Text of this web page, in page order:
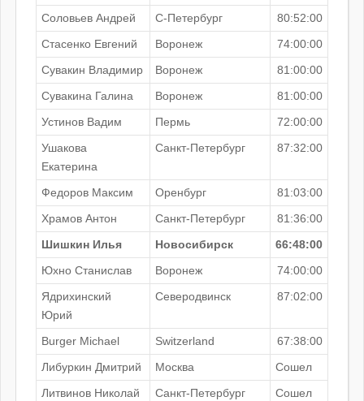
Соловьев Андрей С-Петербург
80:52:00
Стасенко Евгений
Воронеж
74:00:00
Сувакин Владимир
Воронеж
81:00:00
Сувакина Галина
Воронеж
81:00:00
Устинов Вадим
Пермь
72:00:00
Ушакова
Екатерина
Санкт-Петербург 87:32:00
Федоров Максим Оренбург
81:03:00
Храмов Антон
Санкт-Петербург
81:36:00
Шишкин Илья
Новосибирск
66:48:00
Юхно Станислав
Воронеж
74:00:00
Ядрихинский
Юрий
Северодвинск 87:02:00
Burger Michael Switzerland
67:38:00
Либуркин Дмитрий
Москва
Сошел
Литвинов Николай
Санкт-Петербург Сошел